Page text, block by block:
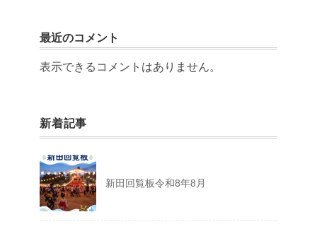
最近のコメント
表示できるコメントはありません。
新着記事
新田回覧板令和8年8月